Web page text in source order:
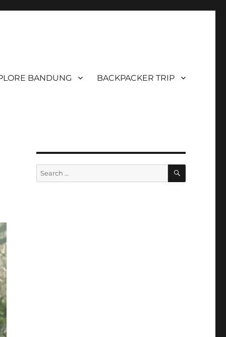
BANDUNG BACKPACKER TRIP
Search
for:
SEARCH